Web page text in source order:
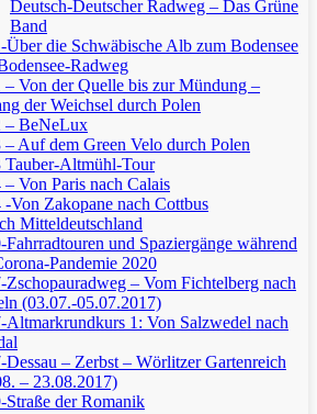
Deutsch-Deutscher Radweg – Das Grüne
Band
Über die Schwäbische Alb zum Bodensee
Radweg
– Von der Quelle bis zur Mündung –
der Weichsel durch Polen
– BeNeLux
– Auf dem Green Velo durch Polen
Tauber-Altmühl-Tour
– Von Paris nach Calais
-Von Zakopane nach Cottbus
Mitteldeutschland
Fahrradtouren und Spaziergänge während
Pandemie 2020
Zschopauradweg – Vom Fichtelberg nach
(03.07.-05.07.2017)
Altmarkrundkurs 1: Von Salzwedel nach
Dessau – Zerbst – Wörlitzer Gartenreich
– 23.08.2017)
Straße der Romanik